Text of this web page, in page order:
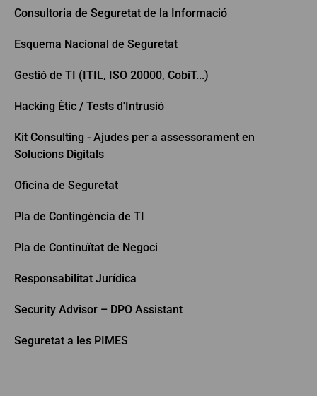
Consultoria de Seguretat de la Informació
Esquema Nacional de Seguretat
Gestió de TI (ITIL, ISO 20000, CobiT...)
Hacking Ètic / Tests d'Intrusió
Kit Consulting - Ajudes per a assessorament en
Solucions Digitals
Oficina de Seguretat
Pla de Contingència de TI
Pla de Continuïtat de Negoci
Responsabilitat Jurídica
Security Advisor – DPO Assistant
Seguretat a les PIMES